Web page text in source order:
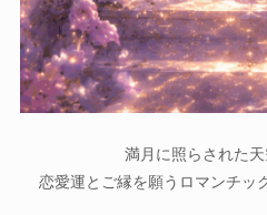
満月に照らされた天
恋愛運とご縁を願うロマンチッ